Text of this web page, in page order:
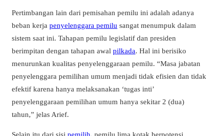
Pertimbangan lain dari pemisahan pemilu ini adalah adanya
beban kerja penyelenggara pemilu sangat menumpuk dalam
sistem saat ini. Tahapan pemilu legislatif dan presiden
berimpitan dengan tahapan awal pilkada. Hal ini berisiko
menurunkan kualitas penyelenggaraan pemilu. “Masa jabatan
penyelenggara pemilihan umum menjadi tidak efisien dan tidak
efektif karena hanya melaksanakan ‘tugas inti’
penyelenggaraan pemilihan umum hanya sekitar 2 (dua)
tahun,” jelas Arief.
Selain itu dari sisi pemilih, pemilu lima kotak berpotensi